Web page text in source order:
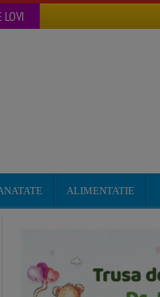
LOVI
ALIMENTATIE